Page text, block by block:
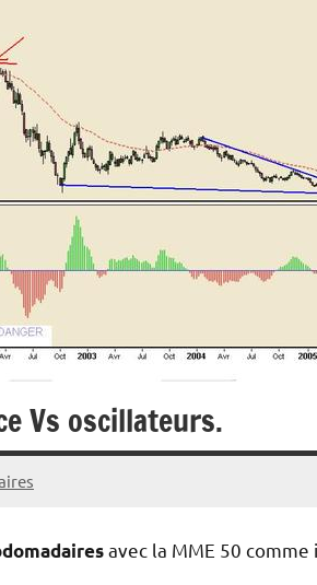
Vs oscillateurs.
avec la MME 50